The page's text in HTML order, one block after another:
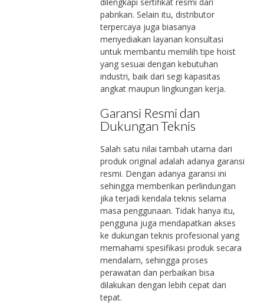
pabrikan. Selain itu, distributor
terpercaya juga biasanya
menyediakan layanan konsultasi
untuk membantu memilih tipe hoist
yang sesuai dengan kebutuhan
industri, baik dari segi kapasitas
angkat maupun lingkungan kerja.
Garansi Resmi dan
Dukungan Teknis
Salah satu nilai tambah utama dari
produk original adalah adanya garansi
resmi. Dengan adanya garansi ini
sehingga memberikan perlindungan
jika terjadi kendala teknis selama
masa penggunaan. Tidak hanya itu,
pengguna juga mendapatkan akses
ke dukungan teknis profesional yang
memahami spesifikasi produk secara
mendalam, sehingga proses
perawatan dan perbaikan bisa
dilakukan dengan lebih cepat dan
tepat.